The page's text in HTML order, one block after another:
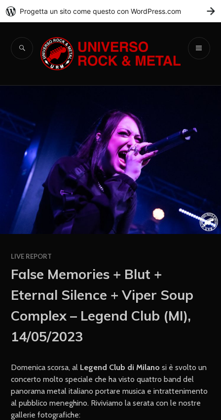
Universo Rock &
Metal
LIVE REPORT
False Memories + Blut +
Eternal Silence + Viper Soup
Complex – Legend Club (MI),
14/05/2023
Domenica scorsa, al Legend Club di Milanosi è svolto un
concerto molto speciale che ha visto quattro band del
panorama metal italiano portare musica e intrattenimento
al pubblico meneghino. Riviviamo la serata con le nostre
gallerie fotografiche:
Progetta un sito come questo con WordPress.com